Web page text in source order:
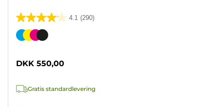
4.1 (290)
4.1
ud
stjerner.
anmeldelser
Farvepatron
DKK 550,00
Gratis standardlevering